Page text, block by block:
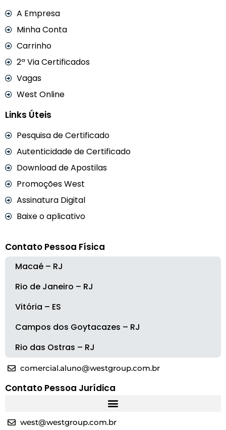
A Empresa
Minha Conta
Carrinho
2ª Via Certificados
Vagas
West Online
Links Úteis
Pesquisa de Certificado
Autenticidade de Certificado
Download de Apostilas
Promoções West
Assinatura Digital
Baixe o aplicativo
Contato Pessoa Física
Macaé – RJ
Rio de Janeiro – RJ
Vitória – ES
Campos dos Goytacazes – RJ
Rio das Ostras – RJ
comercial.aluno@westgroup.com.br
Contato Pessoa Jurídica
west@westgroup.com.br